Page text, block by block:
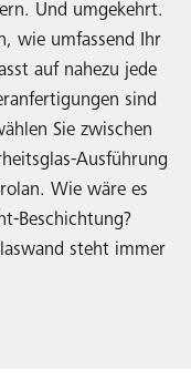
Und umgekehrt.
wie umfassend Ihr
auf nahezu jede
sind
Sie zwischen
Ausführung
Wie wäre es
Beschichtung?
steht immer